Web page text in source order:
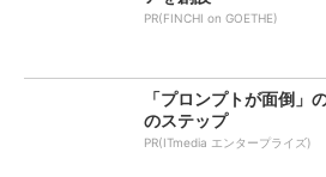
PR(FINCHI on GOETHE)
「プロンプトが面倒
のステップ
PR(ITmedia エンタープライズ)